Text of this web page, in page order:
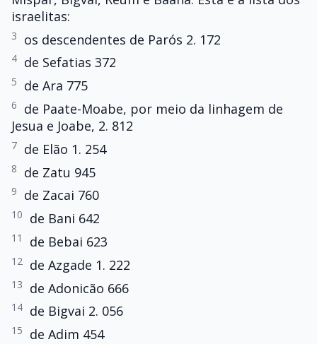
israelitas:
3 os descendentes de Parós 2. 172
4 de Sefatias 372
5 de Ara 775
6
de Paate-Moabe, por meio da linhagem de
Jesua e Joabe, 2. 812
7 de Elão 1. 254
8 de Zatu 945
9 de Zacai 760
10 de Bani 642
11 de Bebai 623
12 de Azgade 1. 222
13 de Adonicão 666
14 de Bigvai 2. 056
15 de Adim 454